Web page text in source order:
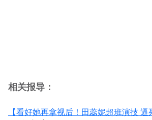
相关报导：
【看好她再拿视后！田蕊妮超班演技 逼